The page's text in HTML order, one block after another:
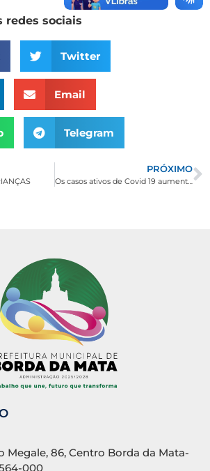
redes sociais
Twitter
Email
Telegram
PRÓXIMO
Os casos ativos de Covid 19 aumentam para 150
Megale, 86, Centro Borda da Mata-
000